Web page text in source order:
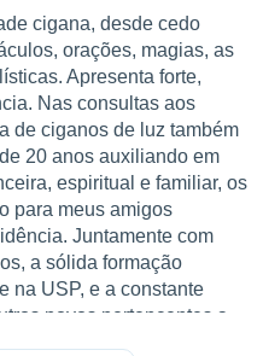
cigana, desde cedo
orações, magias, as
Apresenta forte,
Nas consultas aos
de ciganos de luz também
20 anos auxiliando em
espiritual e familiar, os
para meus amigos
Juntamente com
a sólida formação
na USP, e a constante
povos pertencentes a